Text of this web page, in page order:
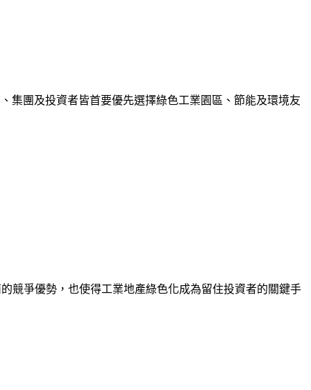
集團及投資者皆首要優先選擇綠色工業園區、節能及環境友
競爭優勢，也使得工業地產綠色化成為留住投資者的關鍵手